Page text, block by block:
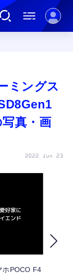
ミングス
真・画
2022 Jun 23
ホPOCO F4